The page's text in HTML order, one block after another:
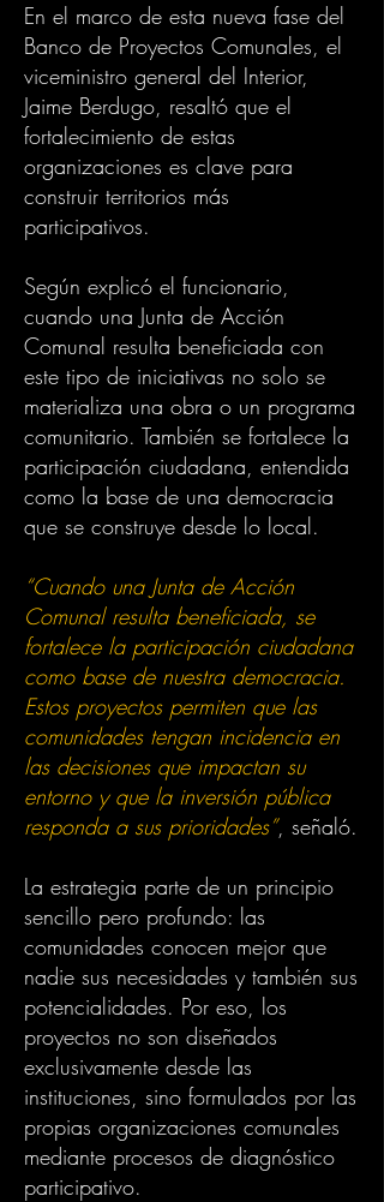
En el marco de esta nueva fase del
Banco de Proyectos Comunales, el
viceministro general del Interior,
Jaime Berdugo, resaltó que el
fortalecimiento de estas
organizaciones es clave para
construir territorios más
participativos.
Según explicó el funcionario,
cuando una Junta de Acción
Comunal resulta beneficiada con
este tipo de iniciativas no solo se
materializa una obra o un programa
comunitario. También se fortalece la
participación ciudadana, entendida
como la base de una democracia
que se construye desde lo local.
“Cuando una Junta de Acción
Comunal resulta beneficiada, se
fortalece la participación ciudadana
como base de nuestra democracia.
Estos proyectos permiten que las
comunidades tengan incidencia en
las decisiones que impactan su
entorno y que la inversión pública
responda a sus prioridades”, señaló.
La estrategia parte de un principio
sencillo pero profundo: las
comunidades conocen mejor que
nadie sus necesidades y también sus
potencialidades. Por eso, los
proyectos no son diseñados
exclusivamente desde las
instituciones, sino formulados por las
propias organizaciones comunales
mediante procesos de diagnóstico
participativo.